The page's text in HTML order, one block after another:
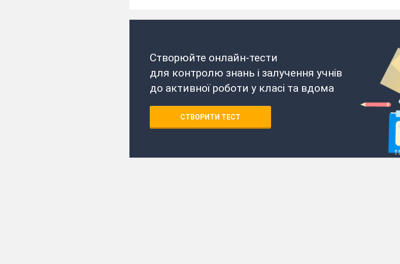
Створюйте онлайн-тести
для контролю знань і залучення учнів
до активної роботи у класі та вдома
СТВОРИТИ ТЕСТ